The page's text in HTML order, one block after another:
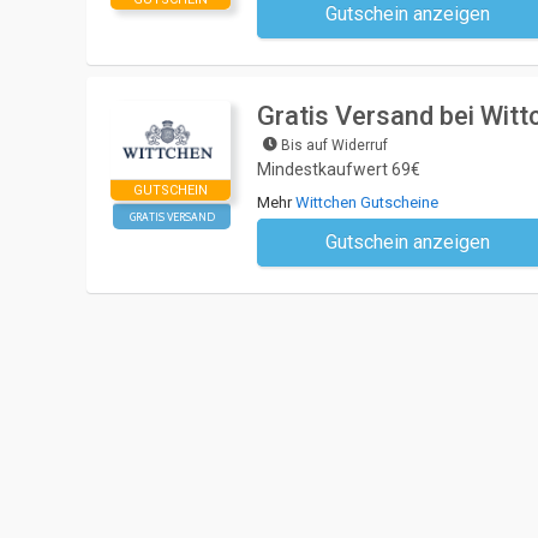
Gutschein anzeigen
Kein Code notwendig
GUTSCHEIN
GRATIS VERSAND
Gratis Versand bei
Bis auf Widerruf
Mindestkaufwert 69€
MehrWittchen Gutscheine
Gutschein anzeigen
Kein Code notwendig